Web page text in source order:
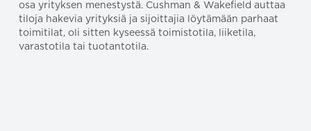
osa yrityksen menestystä. Cushman & Wakefield auttaa
tiloja hakevia yrityksiä ja sijoittajia löytämään parhaat
toimitilat, oli sitten kyseessä toimistotila, liiketila,
varastotila tai tuotantotila.